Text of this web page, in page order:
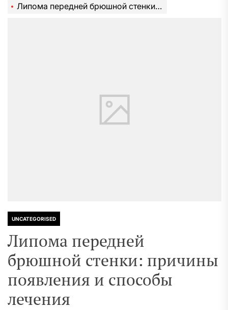
Липома передней брюшной стенки: причины появления и способы лечения
UNCATEGORISED
Липома передней
брюшной стенки: причины
появления и способы
лечения